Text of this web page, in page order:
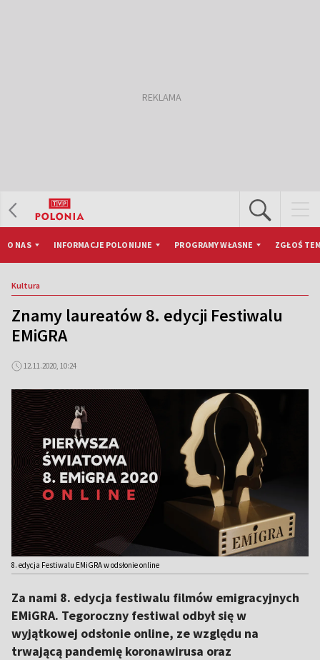
O NAS INFORMACJE POLONIJNE PROGRAMY WŁASNE ZGŁOŚ
Kultura
Znamy laureatów 8. edycji Festiwalu
EMiGRA
12.11.2020, 10:24
8. edycja Festiwalu EMiGRA w odsłonie online
Za nami 8. edycja festiwalu filmów emigracyjnych
EMiGRA. Tegoroczny festiwal odbył się w
wyjątkowej odsłonie online, ze względu na
trwającą pandemię koronawirusa oraz